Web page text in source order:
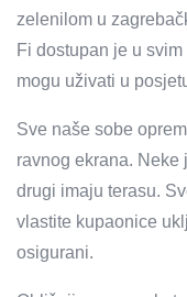
zelenilom u
Fi dostupan je u
mogu uživati ​​u
Sve naše sobe
ravnog ekrana. Neke
drugi imaju terasu.
vlastite kupaonice
osigurani.